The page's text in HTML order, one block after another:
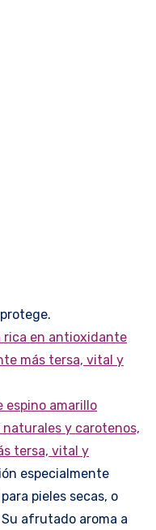
en antioxidante
más tersa, vital y
amarillo
y carotenos,
tersa, vital y
especialmente
pieles secas, o
afrutado aroma a